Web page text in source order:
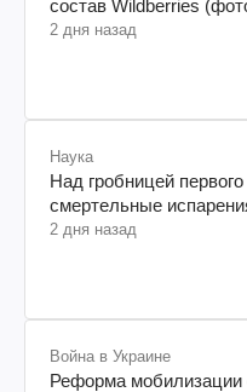
состав Wildberries
2 дня назад
Наука
Над гробницей
смертельные
2 дня назад
Война в Украине
Реформа мобилизации